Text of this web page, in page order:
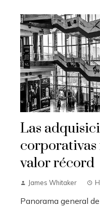
Las
corporativas
valor récord
James Whitaker
Panorama general